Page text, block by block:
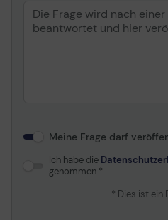
Meine Frage darf
Ich habe die
genommen.
* Dies ist ein